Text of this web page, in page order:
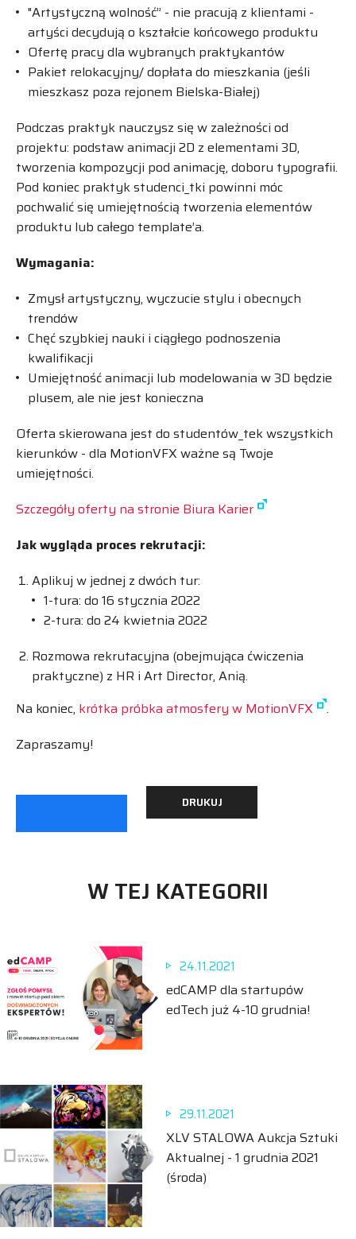
"Artystyczną wolność” - nie pracują z klientami -
artyści decydują o kształcie końcowego produktu
Ofertę pracy dla wybranych praktykantów
Pakiet relokacyjny/ dopłata do mieszkania (jeśli
mieszkasz poza rejonem Bielska-Białej)
Podczas praktyk nauczysz się w zależności od
projektu: podstaw animacji 2D z elementami 3D,
tworzenia kompozycji pod animację, doboru typografii.
Pod koniec praktyk studenci_tki powinni móc
pochwalić się umiejętnością tworzenia elementów
produktu lub całego template’a.
Wymagania:
Zmysł artystyczny, wyczucie stylu i obecnych
trendów
Chęć szybkiej nauki i ciągłego podnoszenia
kwalifikacji
Umiejętność animacji lub modelowania w 3D będzie
plusem, ale nie jest konieczna
Oferta skierowana jest do studentów_tek wszystkich
kierunków - dla MotionVFX ważne są Twoje
umiejętności.
Szczegóły oferty na stronie Biura Karier
Jak wygląda proces rekrutacji:
Aplikuj w jednej z dwóch tur:
1-tura: do 16 stycznia 2022
2-tura: do 24 kwietnia 2022
Rozmowa rekrutacyjna (obejmująca ćwiczenia
praktyczne) z HR i Art Director, Anią.
Na koniec, krótka próbka atmosfery w MotionVFX
.
Zapraszamy!
DRUKUJ
W TEJ KATEGORII
24.11.2021
edCAMP dla startupów
edTech już 4-10 grudnia!
29.11.2021
XLV STALOWA Aukcja Sztuki
Aktualnej - 1 grudnia 2021
(środa)